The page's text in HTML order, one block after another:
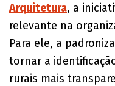
Arquitetura, a
relevante na
Para ele, a
tornar a
rurais mais